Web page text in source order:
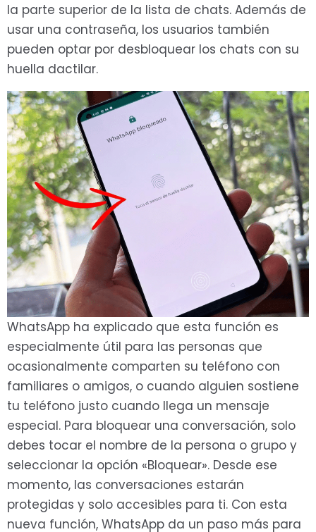
la parte superior de la lista de chats. Además de
usar una contraseña, los usuarios también
pueden optar por desbloquear los chats con su
huella dactilar.
WhatsApp ha explicado que esta función es
especialmente útil para las personas que
ocasionalmente comparten su teléfono con
familiares o amigos, o cuando alguien sostiene
tu teléfono justo cuando llega un mensaje
especial. Para bloquear una conversación, solo
debes tocar el nombre de la persona o grupo y
seleccionar la opción «Bloquear». Desde ese
momento, las conversaciones estarán
protegidas y solo accesibles para ti. Con esta
nueva función, WhatsApp da un paso más para